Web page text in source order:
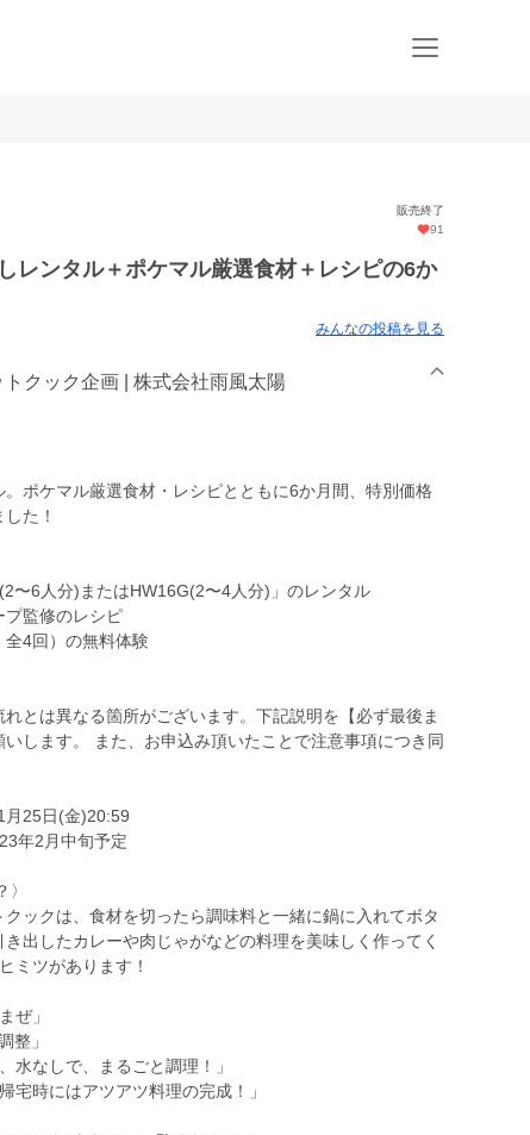
販売終了
91
レンタル＋ポケマル厳選食材＋レシピの6か
みんなの投稿を見る
クック企画 | 株式会社雨風太陽
ポケマル厳選食材・レシピとともに6か月間、特別価格
た！
〜6人分)またはHW16G(2〜4人分)」のレンタル
プ監修のレシピ
全4回）の無料体験
とは異なる箇所がございます。下記説明を【必ず最後ま
します。 また、お申込み頂いたことで注意事項につき同
月25日(金)20:59
年2月中旬予定
ックは、食材を切ったら調味料と一緒に鍋に入れてボタ
出したカレーや肉じゃがなどの料理を美味しく作ってく
ミツがあります！
ぜ」
整」
水なしで、まるごと調理！」
宅時にはアツアツ料理の完成！」